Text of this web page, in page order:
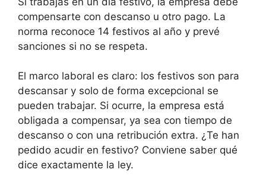
compensarte con descanso u otro pago. La
norma reconoce 14 festivos al año y prevé
sanciones si no se respeta.
El marco laboral es claro: los festivos son para
descansar y solo de forma excepcional se
pueden trabajar. Si ocurre, la empresa está
obligada a compensar, ya sea con tiempo de
descanso o con una retribución extra. ¿Te han
pedido acudir en festivo? Conviene saber qué
dice exactamente la ley.